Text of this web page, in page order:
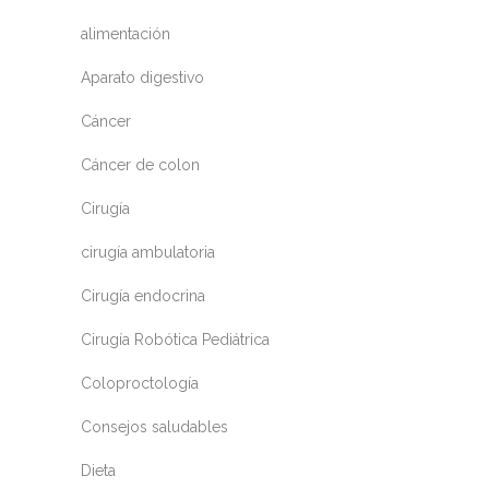
alimentación
Aparato digestivo
Cáncer
Cáncer de colon
Cirugía
cirugía ambulatoria
Cirugía endocrina
Cirugía Robótica Pediátrica
Coloproctología
Consejos saludables
Dieta